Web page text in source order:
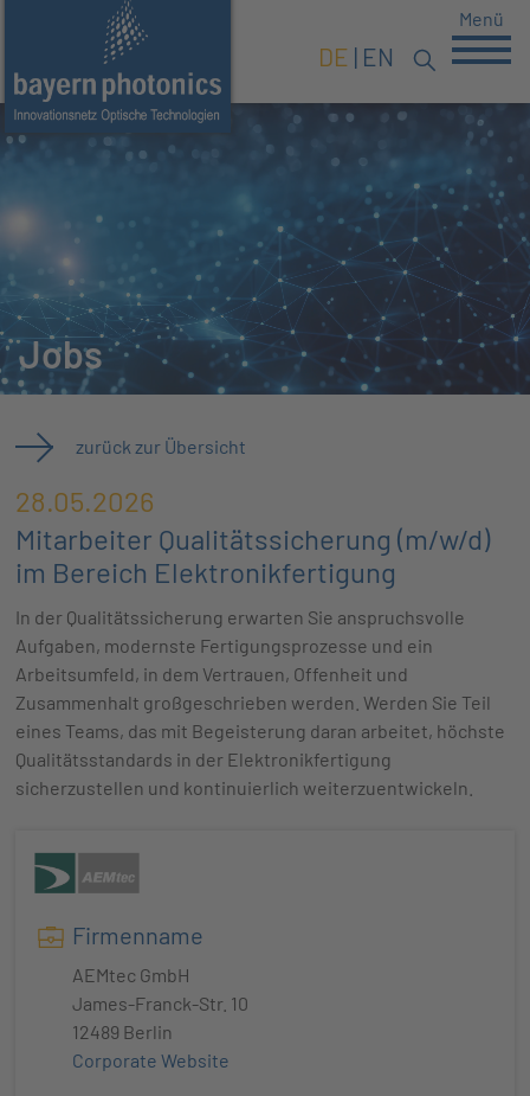
DE EN
Menü
Jobs
zurück zur Übersicht
28.05.2026
Mitarbeiter Qualitätssicherung (m/w/d)
im Bereich Elektronikfertigung
In der Qualitätssicherung erwarten Sie anspruchsvolle
Aufgaben, modernste Fertigungsprozesse und ein
Arbeitsumfeld, in dem Vertrauen, Offenheit und
Zusammenhalt großgeschrieben werden. Werden Sie Teil
eines Teams, das mit Begeisterung daran arbeitet, höchste
Qualitätsstandards in der Elektronikfertigung
sicherzustellen und kontinuierlich weiterzuentwickeln.
Firmenname
AEMtec GmbH
James-Franck-Str. 10
12489 Berlin
Corporate Website